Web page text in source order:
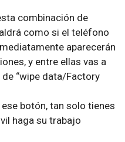
combinación de
como si el teléfono
aparecerán
y entre ellas vas a
“wipe data/Factory
botón, tan solo tienes
haga su trabajo